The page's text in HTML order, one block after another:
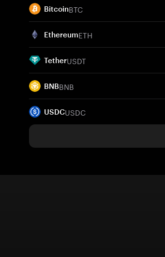
BitcoinBTC
EthereumETH
TetherUSDT
BNBBNB
USDCUSDC